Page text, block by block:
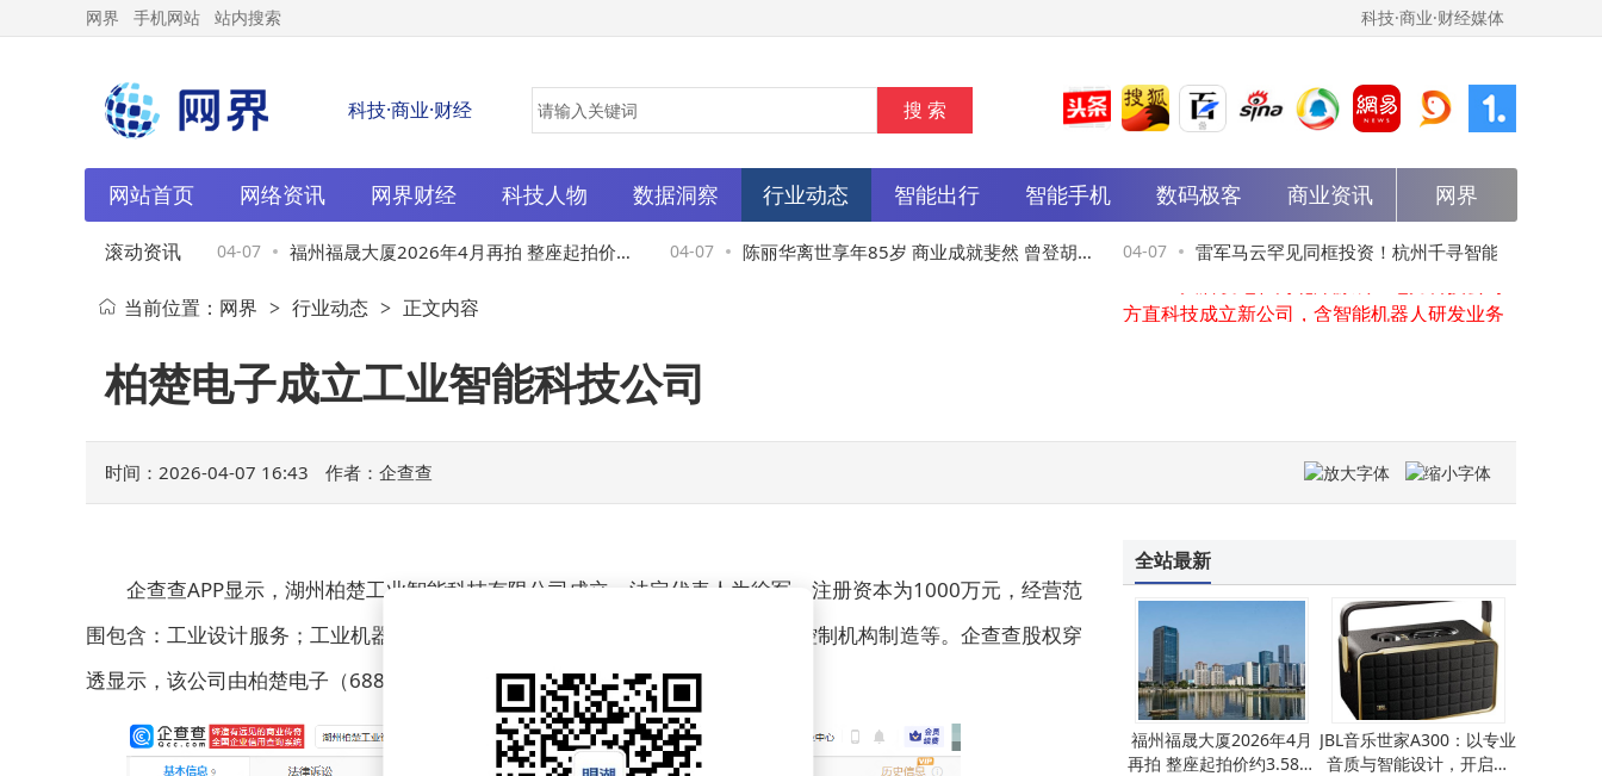
网界 手机网站 站内搜索 科技·商业·财经媒体
科技·商业·财经
网站首页 网络资讯 网界财经 科技人物 数据洞察 行业动态 智能出行 智能手机 数码极客 商业资讯 网界
滚动资讯
准结构布局实现从 04-07 福州福晟大厦2026年4月再拍 整座起拍价约
3.58亿元此前曾两度流拍
04-07 陈丽华离世享年85岁 商业成就斐然 曾登胡润 04-07 雷军马云罕见同框投资！杭州千寻智能30天
狂揽30亿融资引关注
中国国新等在广东成立新公司，注册资本20亿
石头科技再获洗地机外观专利授权，技术创新推动清洁电器智能化升级
世纪鼎利成立智擘科技公司，含AI及物联网业务
方直科技成立新公司，含智能机器人研发业务
奕境汽车核心管理层亮相：汪俊君掌舵董事长，曾清林领航品牌总经理
当前位置： 网界 > 行业动态 > 正文内容
柏楚电子成立工业智能科技公司
时间：2026-04-07 16:43 作者：企查查
企查查APP显示，湖州柏楚工业智能科技有限公司成立，法定代表人为徐军，注册资本为1000万元，经营范
围包含：工业设计服务；工业机器人制造；通用设备修理；仪器仪表修理；伺服控制机构制造等。企查查股权穿
透显示，该公司由柏楚电子（688188）间接全资持股。
全站最新
福州福晟大厦2026年4月
再拍 整座起拍价约3.58亿
JBL音乐世家A300：以专业
音质与智能设计，开启高